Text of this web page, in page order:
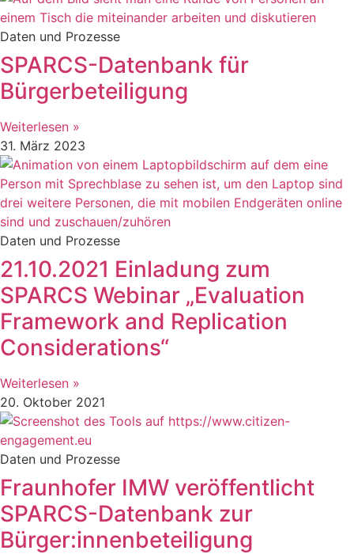
Daten und Prozesse
SPARCS-Datenbank für
Bürgerbeteiligung
Weiterlesen »
31. März 2023
Daten und Prozesse
21.10.2021 Einladung zum
SPARCS Webinar „Evaluation
Framework and Replication
Considerations“
Weiterlesen »
20. Oktober 2021
Daten und Prozesse
Fraunhofer IMW veröffentlicht
SPARCS-Datenbank zur
Bürger:innenbeteiligung